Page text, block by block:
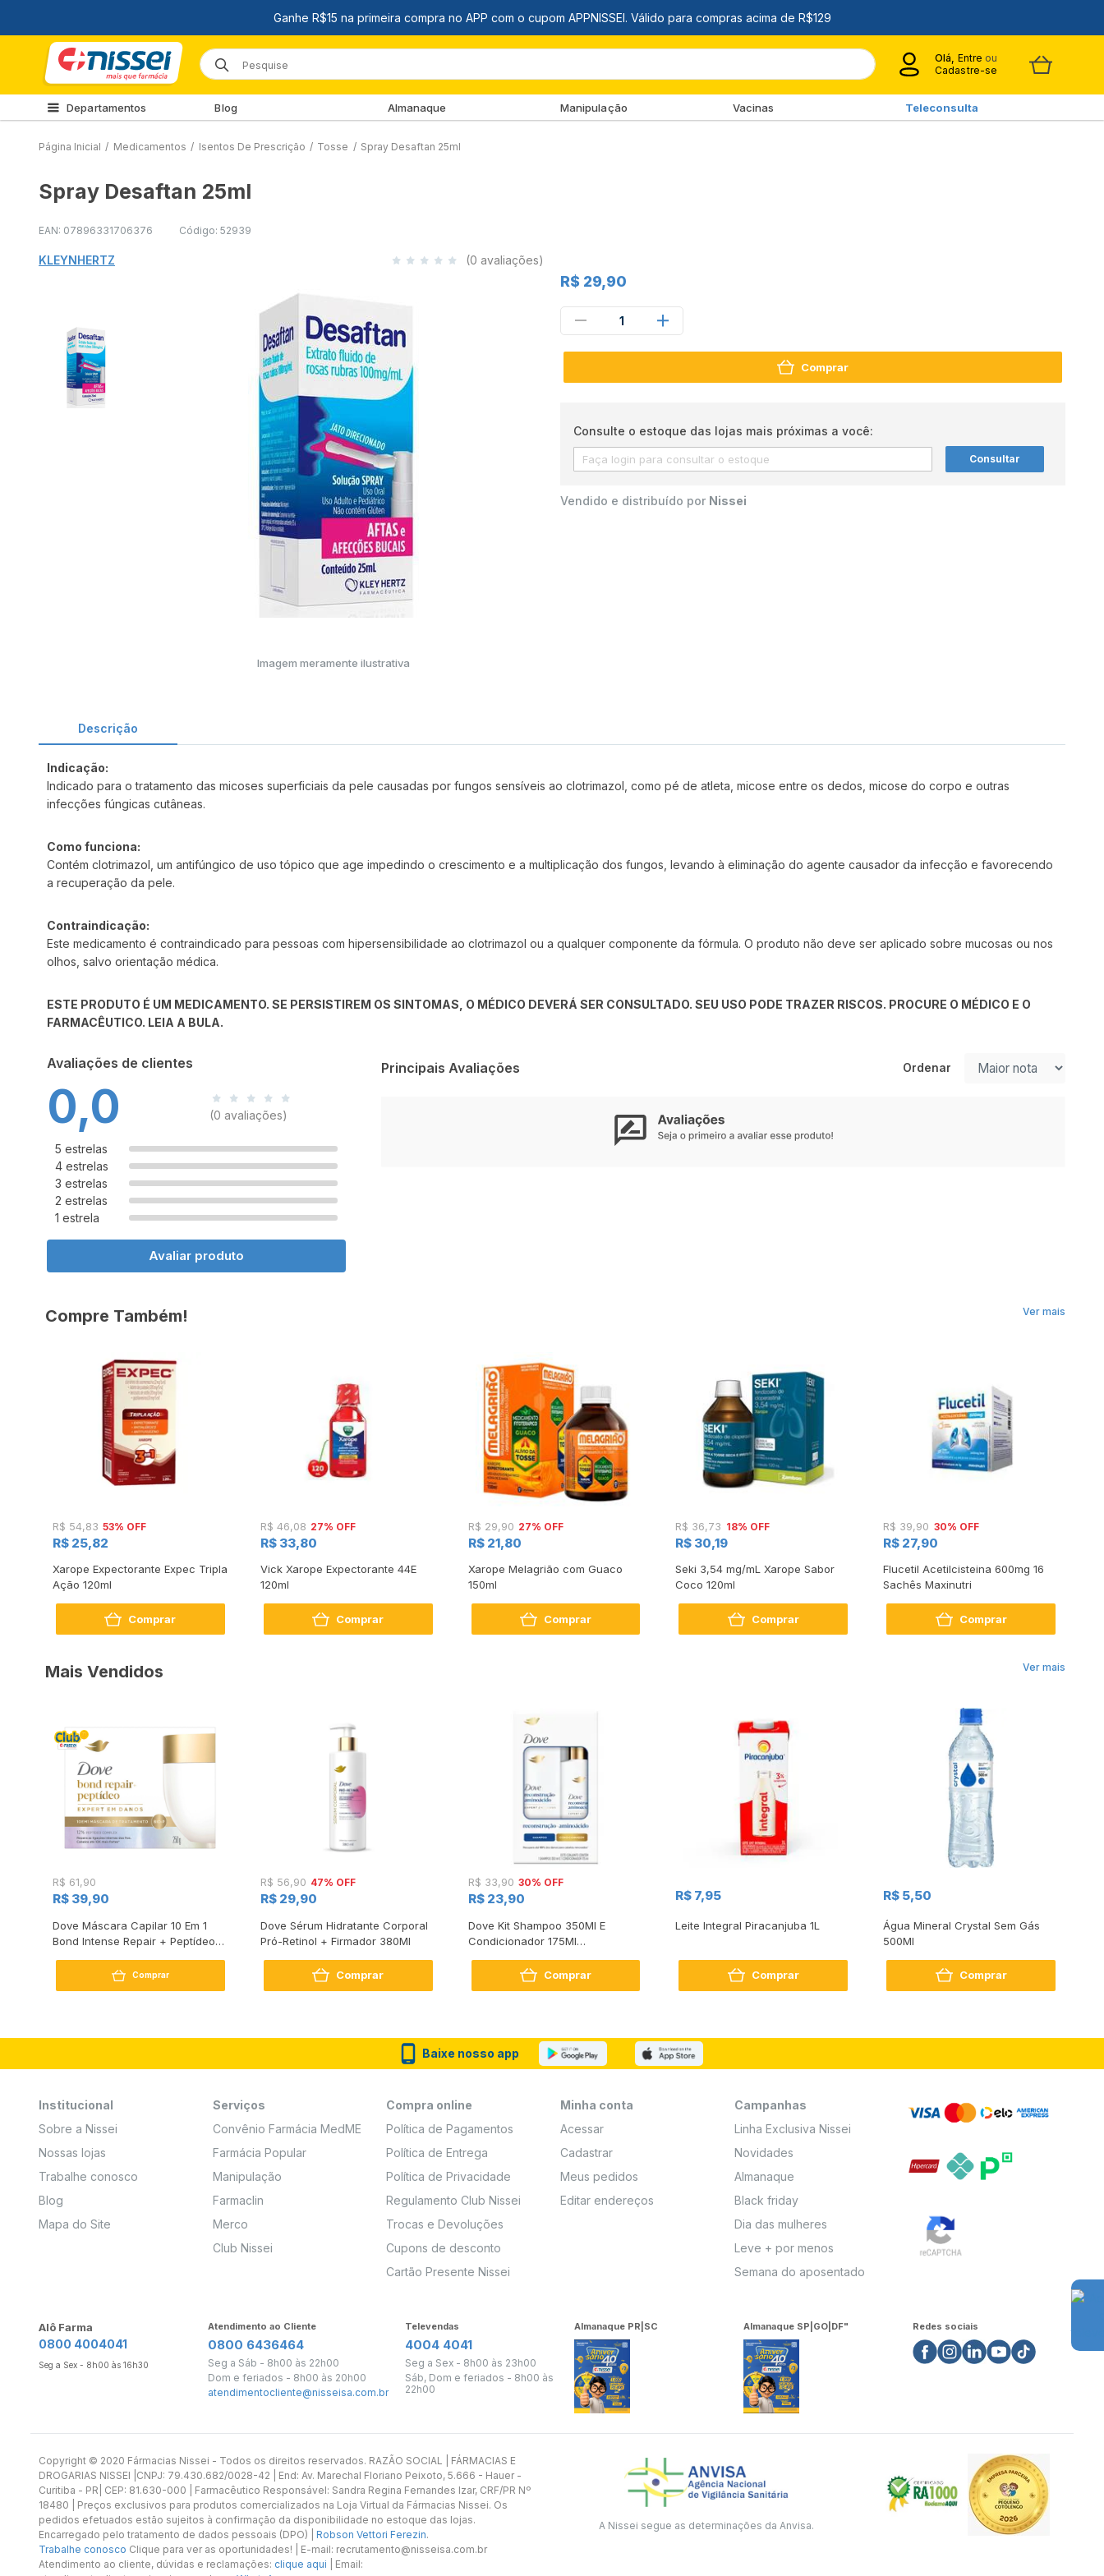
Olá, Entre ou
Cadastre-se
Departamentos Blog Almanaque Manipulação Vacinas Teleconsulta
Página Inicial / Medicamentos / Isentos De Prescrição / Tosse / Spray Desaftan 25ml
Spray Desaftan 25ml
EAN: 07896331706376 Código: 52939
KLEYNHERTZ (0 avaliações)
Imagem meramente ilustrativa
R$ 29,90
1
Comprar
Consulte o estoque das lojas mais próximas a você:
Consultar
Vendido e distribuído por Nissei
Descrição
Indicação:
Indicado para o tratamento das micoses superficiais da pele causadas por fungos sensíveis ao clotrimazol, como pé de atleta, micose entre os dedos, micose do corpo e outras
infecções fúngicas cutâneas.
Como funciona:
Contém clotrimazol, um antifúngico de uso tópico que age impedindo o crescimento e a multiplicação dos fungos, levando à eliminação do agente causador da infecção e favorecendo
a recuperação da pele.
Contraindicação:
Este medicamento é contraindicado para pessoas com hipersensibilidade ao clotrimazol ou a qualquer componente da fórmula. O produto não deve ser aplicado sobre mucosas ou nos
olhos, salvo orientação médica.
ESTE PRODUTO É UM MEDICAMENTO. SE PERSISTIREM OS SINTOMAS, O MÉDICO DEVERÁ SER CONSULTADO. SEU USO PODE TRAZER RISCOS. PROCURE O MÉDICO E O
FARMACÊUTICO. LEIA A BULA.
Avaliações de clientes
0,0 (0 avaliações)
5 estrelas
4 estrelas
3 estrelas
2 estrelas
1 estrela
Avaliar produto
Principais Avaliações Ordenar
Ver mais
Compre Também!
R$ 54,83 53% OFF
R$ 25,82
Xarope Expectorante Expec Tripla
Ação 120ml
Comprar
R$ 46,08 27% OFF
R$ 33,80
Vick Xarope Expectorante 44E
120ml
Comprar
R$ 29,90 27% OFF
R$ 21,80
Xarope Melagrião com Guaco
150ml
Comprar
R$ 36,73 18% OFF
R$ 30,19
Seki 3,54 mg/mL Xarope Sabor
Coco 120ml
Comprar
R$ 39,90 30% OFF
R$ 27,90
Flucetil Acetilcisteina 600mg 16
Sachês Maxinutri
Comprar
Ver mais
Mais Vendidos
R$ 61,90
R$ 39,90
Dove Máscara Capilar 10 Em 1
Bond Intense Repair + Peptídeo
Comprar
R$ 56,90 47% OFF
R$ 29,90
Dove Sérum Hidratante Corporal
Pró-Retinol + Firmador 380Ml
Comprar
R$ 33,90 30% OFF
R$ 23,90
Dove Kit Shampoo 350Ml E
Condicionador 175Ml
Comprar
R$ 7,95
Leite Integral Piracanjuba 1L
Comprar
R$ 5,50
Água Mineral Crystal Sem Gás
500Ml
Comprar
Baixe nosso app
Institucional
Sobre a Nissei
Nossas lojas
Trabalhe conosco
Blog
Mapa do Site
Serviços
Convênio Farmácia MedME
Farmácia Popular
Manipulação
Farmaclin
Merco
Club Nissei
Compra online
Política de Pagamentos
Política de Entrega
Política de Privacidade
Regulamento Club Nissei
Trocas e Devoluções
Cupons de desconto
Cartão Presente Nissei
Minha conta
Acessar
Cadastrar
Meus pedidos
Editar endereços
Campanhas
Linha Exclusiva Nissei
Novidades
Almanaque
Black friday
Dia das mulheres
Leve + por menos
Semana do aposentado
Alô Farma
0800 4004041
Seg a Sex - 8h00 às 16h30
Atendimento ao Cliente
0800 6436464
Seg a Sáb - 8h00 às 22h00
Dom e feriados - 8h00 às 20h00
atendimentocliente@nisseisa.com.br
Televendas
4004 4041
Seg a Sex - 8h00 às 23h00
Sáb, Dom e feriados - 8h00 às
22h00
Almanaque PR|SC Almanaque SP|GO|DF" Redes sociais
Copyright ©️ 2020 Fármacias Nissei - Todos os direitos reservados. RAZÃO SOCIAL | FÁRMACIAS E
DROGARIAS NISSEI |CNPJ: 79.430.682/0028-42 | End: Av. Marechal Floriano Peixoto, 5.666 - Hauer -
Curitiba - PR| CEP: 81.630-000 | Farmacêutico Responsável: Sandra Regina Fernandes Izar, CRF/PR Nº
18480 | Preços exclusivos para produtos comercializados na Loja Virtual da Fármacias Nissei. Os
pedidos efetuados estão sujeitos à confirmação da disponibilidade no estoque das lojas.
Encarregado pelo tratamento de dados pessoais (DPO) | Robson Vettori Ferezin.
Trabalhe conosco Clique para ver as oportunidades! | E-mail: recrutamento@nisseisa.com.br
Atendimento ao cliente, dúvidas e reclamações: clique aqui | Email:
A Nissei segue as determinações da Anvisa.